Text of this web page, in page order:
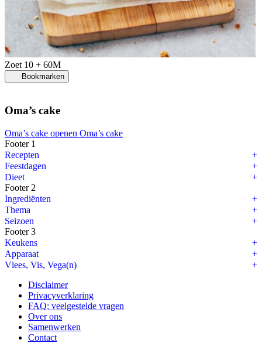
Zoet 10 + 60M
Bookmarken
Oma’s cake
Oma’s cake openen Oma’s cake
Footer 1
Recepten
Feestdagen
Dieet
Footer 2
Ingrediënten
Thema
Seizoen
Footer 3
Keukens
Apparaat
Vlees, Vis, Vega(n)
Disclaimer
Privacyverklaring
FAQ: veelgestelde vragen
Over ons
Samenwerken
Contact